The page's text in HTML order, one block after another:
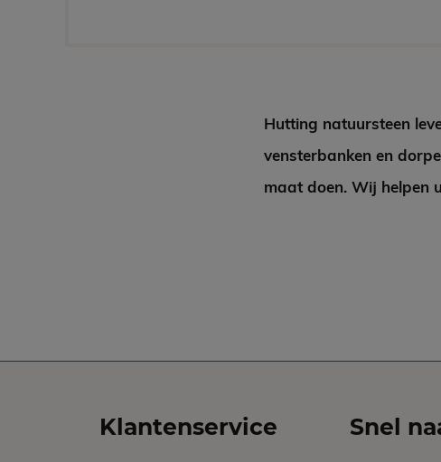
Hutting natuursteen
vensterbanken en
maat doen. Wij helpen
Klantenservice Snel